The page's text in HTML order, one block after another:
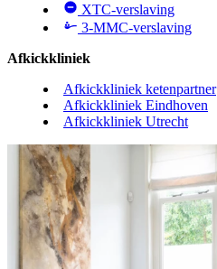
XTC-verslaving
3-MMC-verslaving
Afkickkliniek
Afkickkliniek ketenpartner
Afkickkliniek Eindhoven
Afkickkliniek Utrecht